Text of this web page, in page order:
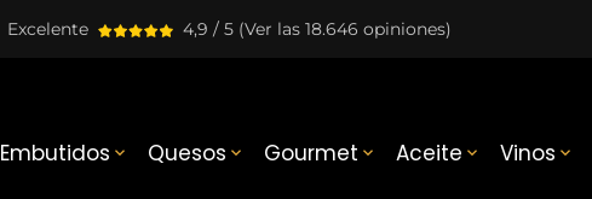
Excelente 4,9 / 5 (Ver las 18.646 opiniones)
Embutidos  Quesos  Gourmet  Aceite  Vinos 